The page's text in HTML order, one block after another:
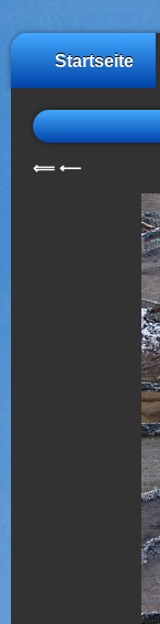
Startseite
⟸ ⟵